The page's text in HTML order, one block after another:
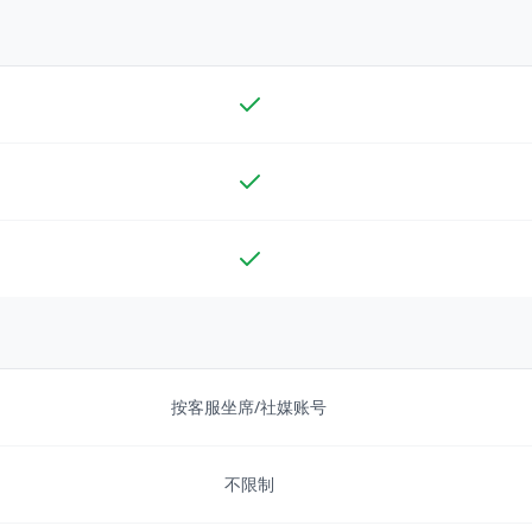
按客服坐席/社媒账号
不限制